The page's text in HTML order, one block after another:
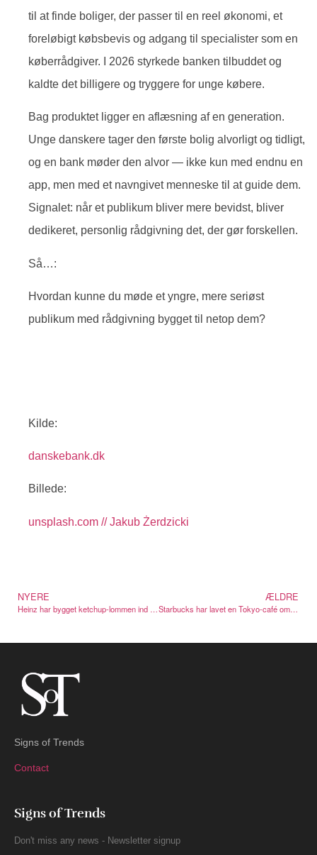
til at finde boliger, der passer til en reel økonomi, et
foreløbigt købsbevis og adgang til specialister som en
køberrådgiver. I 2026 styrkede banken tilbuddet og
kaldte det billigere og tryggere for unge købere.
Bag produktet ligger en aflæsning af en generation.
Unge danskere tager den første bolig alvorligt og tidligt,
og en bank møder den alvor — ikke kun med endnu en
app, men med et navngivet menneske til at guide dem.
Signalet: når et publikum bliver mere bevidst, bliver
dedikeret, personlig rådgivning det, der gør forskellen.
Så…:
Hvordan kunne du møde et yngre, mere seriøst
publikum med rådgivning bygget til netop dem?
Kilde:
danskebank.dk
Billede:
unsplash.com // Jakub Żerdzicki
NYERE
Heinz har bygget ketchup-lommen ind i selve pommes-bakken
ÆLDRE
Starbucks har lavet en Tokyo-café om til et lokalt kunstgalleri
Signs of Trends
Contact
Signs of Trends
Don't miss any news - Newsletter signup